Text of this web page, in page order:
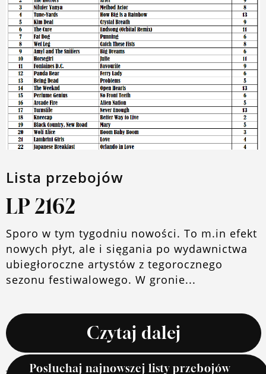
Lista przebojów
LP 2162
Sporo w tym tygodniu nowości. To m.in efekt
nowych płyt, ale i sięgania po wydawnictwa
ubiegłoroczne artystów z tegorocznego
sezonu festiwalowego. W gronie...
Czytaj dalej
Posłuchaj najnowszej listy przebojów